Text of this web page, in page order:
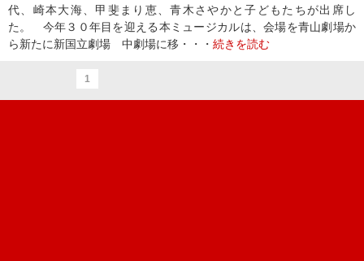
代、崎本大海、甲斐まり恵、青木さやかと子どもたちが出席し
た。 今年３０年目を迎える本ミュージカルは、会場を青山劇場か
ら新たに新国立劇場 中劇場に移・・・ 続きを読む
1